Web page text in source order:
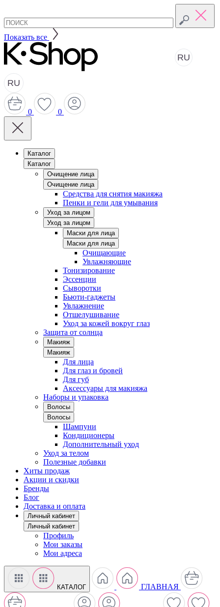
Показать все
RU
RU
0 0
Каталог
Каталог
Очищение лица
Очищение лица
Средства для снятия макияжа
Пенки и гели для умывания
Уход за лицом
Уход за лицом
Маски для лица
Маски для лица
Очищающие
Увлажняющие
Тонизирование
Эссенции
Сыворотки
Бьюти-гаджеты
Увлажнение
Отшелушивание
Уход за кожей вокруг глаз
Защита от солнца
Макияж
Макияж
Для лица
Для глаз и бровей
Для губ
Аксессуары для макияжа
Наборы и упаковка
Волосы
Волосы
Шампуни
Кондиционеры
Дополнительный уход
Уход за телом
Полезные добавки
Хиты продаж
Акции и скидки
Бренды
Блог
Доставка и оплата
Личный кабинет
Личный кабинет
Профиль
Мои заказы
Мои адреса
КАТАЛОГ ГЛАВНАЯ